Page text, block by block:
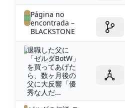
Página no
encontrada –
BLACKSTONE
退職した父に
「ゼルダBotW」
を買ってあげた
ら、数ヶ月後の
父に大反響「優
秀な人だ...